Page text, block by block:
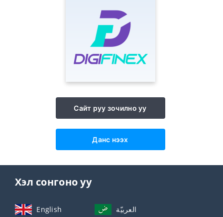
Сайт руу зочилно уу
Данс нээх
Хэл сонгоно уу
English العربيّة